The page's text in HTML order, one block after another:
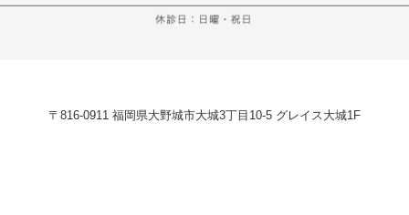
〒816-0911 福岡県大野城市大城3丁目10-5 グレイス大城1F